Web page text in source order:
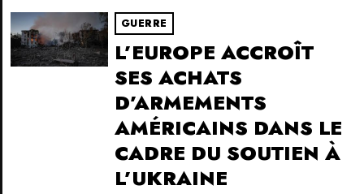
GUERRE
L’EUROPE ACCROÎT
SES ACHATS
D’ARMEMENTS
AMÉRICAINS DANS LE
CADRE DU SOUTIEN À
L’UKRAINE